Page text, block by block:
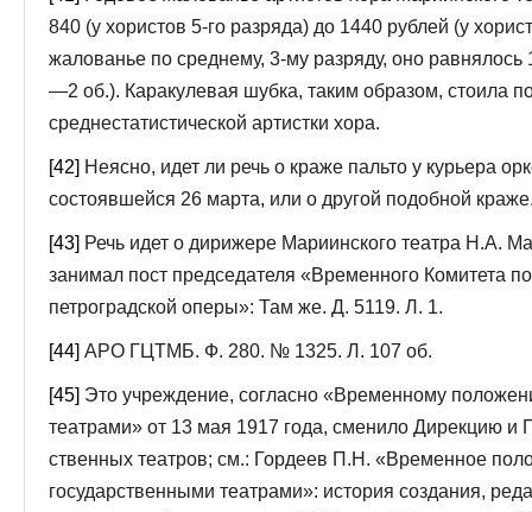
840 (у хористов 5-го раз­ряда) до 1440 рублей (у
жалованье по среднему, 3-му разряду, оно
—2 об.). Ка­ракулевая шубка, таким образом, стоила
среднестатистической артистки хора.
[42] Неясно, идет ли речь о краже пальто у курьера
состоявшейся 26 марта, или о другой подобной
[43] Речь идет о дирижере Мариинского театра Н.А.
занимал пост председателя «Временного Комитета
петроградской оперы»: Там же. Д. 5119. Л. 1.
[44] АРО ГЦТМБ. Ф. 280. № 1325. Л. 107 об.
[45] Это учреждение, согласно «Временному
театрами» от 13 мая 1917 го­да, сменило Дирекцию и
ственных театров; см.: Гордеев П.Н. «Временное
государственными театрами»: история соз­дания,